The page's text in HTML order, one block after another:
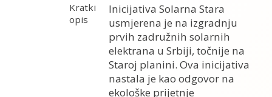
Kratki
opis
Inicijativa Solarna Stara
usmjerena je na izgradnju
prvih zadružnih solarnih
elektrana u Srbiji, točnije na
Staroj planini. Ova inicijativa
nastala je kao odgovor na
ekološke prijetnje